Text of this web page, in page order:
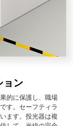
ョン
的に保護し、職場
す。セーフティラ
ます。投光器は複